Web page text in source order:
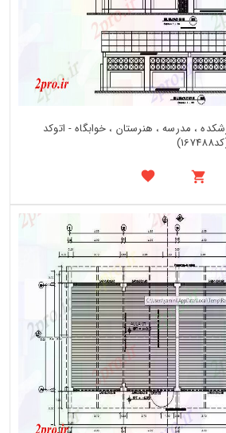
، مدرسه ، هنرستان ، خوابگاه - اتوکد